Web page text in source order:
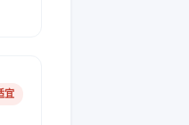
宜